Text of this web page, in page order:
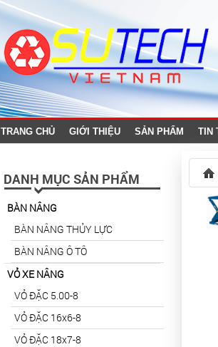
TRANG CHỦ GIỚI THIỆU SẢN PHẨM TIN
DANH MỤC SẢN PHẨM
BÀN NÂNG
BÀN NÂNG THỦY LỰC
BÀN NÂNG Ô TÔ
VỎ XE NÂNG
VỎ ĐẶC 5.00-8
VỎ ĐẶC 16x6-8
VỎ ĐẶC 18x7-8